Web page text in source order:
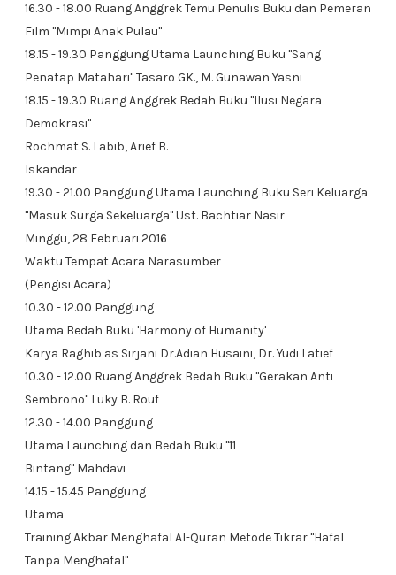
16.30 - 18.00 Ruang Anggrek Temu Penulis Buku dan Pemeran
Film "Mimpi Anak Pulau"
18.15 - 19.30 Panggung Utama Launching Buku "Sang
Penatap Matahari" Tasaro GK., M. Gunawan Yasni
18.15 - 19.30 Ruang Anggrek Bedah Buku "Ilusi Negara
Demokrasi"
Rochmat S. Labib, Arief B.
Iskandar
19.30 - 21.00 Panggung Utama Launching Buku Seri Keluarga
"Masuk Surga Sekeluarga" Ust. Bachtiar Nasir
Minggu, 28 Februari 2016
Waktu Tempat Acara Narasumber
(Pengisi Acara)
10.30 - 12.00 Panggung
Utama Bedah Buku 'Harmony of Humanity'
Karya Raghib as Sirjani Dr.Adian Husaini, Dr. Yudi Latief
10.30 - 12.00 Ruang Anggrek Bedah Buku "Gerakan Anti
Sembrono" Luky B. Rouf
12.30 - 14.00 Panggung
Utama Launching dan Bedah Buku "11
Bintang" Mahdavi
14.15 - 15.45 Panggung
Utama
Training Akbar Menghafal Al-Quran Metode Tikrar "Hafal
Tanpa Menghafal"